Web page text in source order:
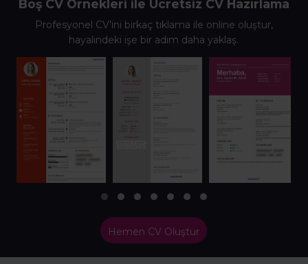
Boş CV Örnekleri ile Ücretsiz CV Hazırlama
Profesyonel CV’ini birkaç tıklama ile online oluştur,
hayalindeki işe bir adım daha yaklaş.
Hemen CV Oluştur